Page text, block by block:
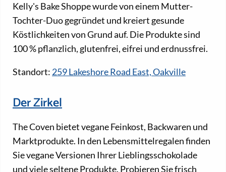
Kelly's Bake Shoppe wurde von einem Mutter-
Tochter-Duo gegründet und kreiert gesunde
Köstlichkeiten von Grund auf. Die Produkte sind
100 % pflanzlich, glutenfrei, eifrei und erdnussfrei.
Standort: 259 Lakeshore Road East, Oakville
Der Zirkel
The Coven bietet vegane Feinkost, Backwaren und
Marktprodukte. In den Lebensmittelregalen finden
Sie vegane Versionen Ihrer Lieblingsschokolade
und viele seltene Produkte. Probieren Sie frisch